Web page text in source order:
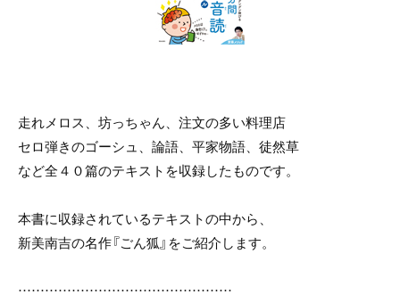
走れメロス、坊っちゃん、注文の多い料理店
セロ弾きのゴーシュ、論語、平家物語、徒然草
など全４０篇のテキストを収録したものです。
本書に収録されているテキストの中から、
新美南吉の名作『ごん狐』をご紹介します。
…………………………………………